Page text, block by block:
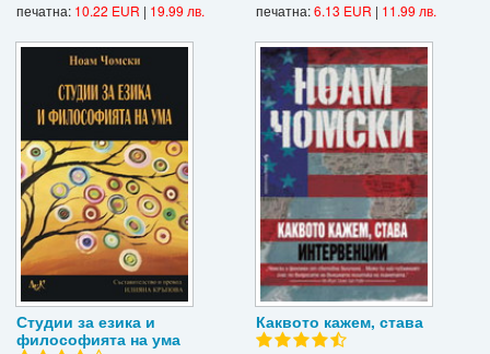
печатна: 10.22 EUR | 19.99 лв.
печатна:6.13 EUR | 11.99 лв.
Студии за езика и
философията на ума
Каквото кажем, става